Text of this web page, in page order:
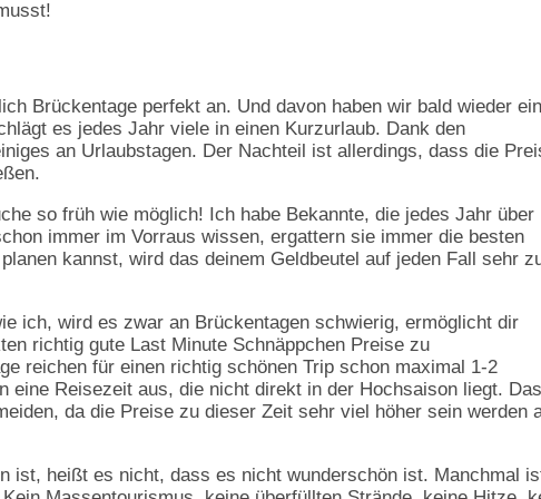
Brückentage perfekt an. Und davon haben wir bald wieder
es jedes Jahr viele in einen Kurzurlaub. Dank den
an Urlaubstagen. Der Nachteil ist allerdings, dass die
so früh wie möglich! Ich habe Bekannte, die jedes Jahr über
immer im Vorraus wissen, ergattern sie immer die besten
kannst, wird das deinem Geldbeutel auf jeden Fall sehr
ich, wird es zwar an Brückentagen schwierig, ermöglicht dir
richtig gute Last Minute Schnäppchen Preise zu
reichen für einen richtig schönen Trip schon maximal 1-2
eine Reisezeit aus, die nicht direkt in der Hochsaison liegt. Das
da die Preise zu dieser Zeit sehr viel höher sein werden
ist, heißt es nicht, dass es nicht wunderschön ist. Manchmal